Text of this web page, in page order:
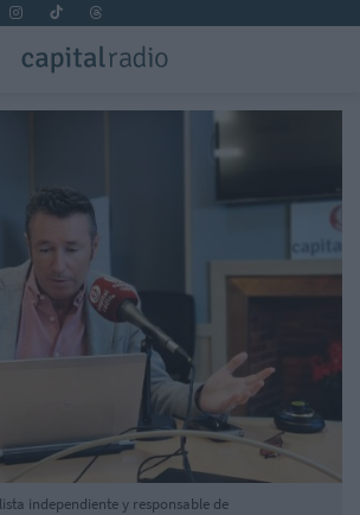
independiente y responsable de